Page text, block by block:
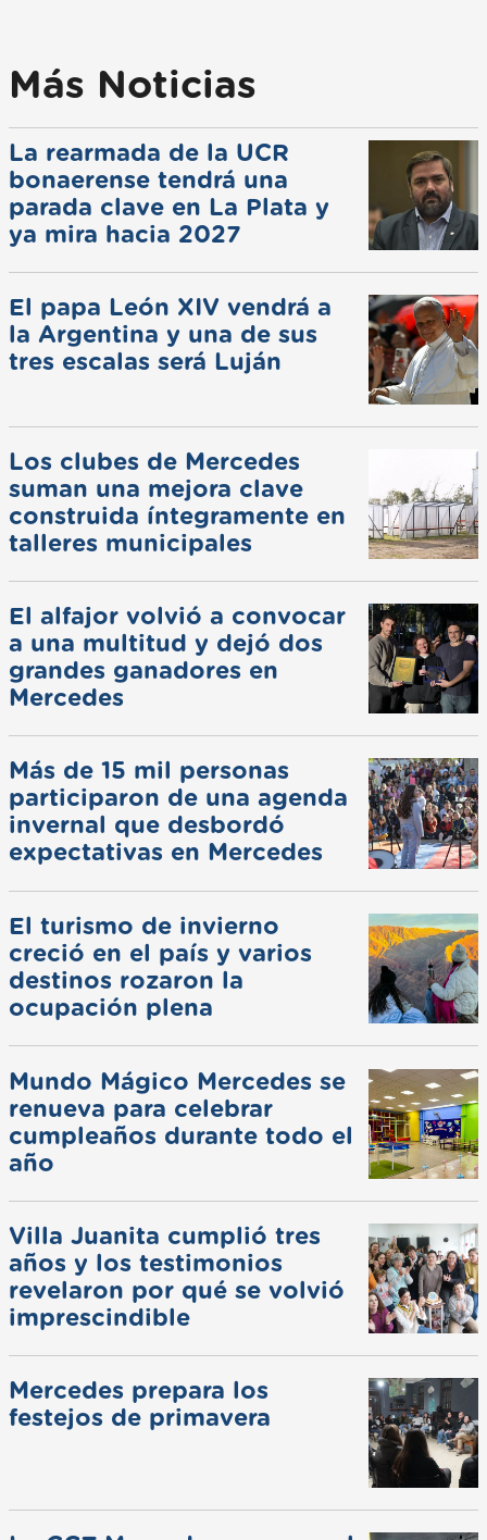
Más Noticias
La rearmada de la UCR
bonaerense tendrá una
parada clave en La Plata y
ya mira hacia 2027
El papa León XIV vendrá a
la Argentina y una de sus
tres escalas será Luján
Los clubes de Mercedes
suman una mejora clave
construida íntegramente en
talleres municipales
El alfajor volvió a convocar
a una multitud y dejó dos
grandes ganadores en
Mercedes
Más de 15 mil personas
participaron de una agenda
invernal que desbordó
expectativas en Mercedes
El turismo de invierno
creció en el país y varios
destinos rozaron la
ocupación plena
Mundo Mágico Mercedes se
renueva para celebrar
cumpleaños durante todo el
año
Villa Juanita cumplió tres
años y los testimonios
revelaron por qué se volvió
imprescindible
Mercedes prepara los
festejos de primavera